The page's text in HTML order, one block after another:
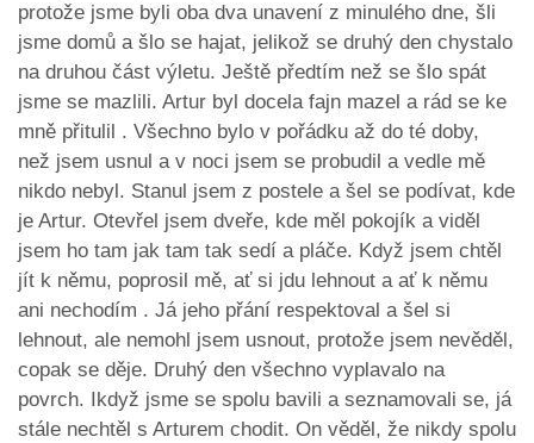
protože jsme byli oba dva unavení z minulého dne, šli
jsme domů a šlo se hajat, jelikož se druhý den chystalo
na druhou část výletu. Ještě předtím než se šlo spát
jsme se mazlili. Artur byl docela fajn mazel a rád se ke
mně přitulil . Všechno bylo v pořádku až do té doby,
než jsem usnul a v noci jsem se probudil a vedle mě
nikdo nebyl. Stanul jsem z postele a šel se podívat, kde
je Artur. Otevřel jsem dveře, kde měl pokojík a viděl
jsem ho tam jak tam tak sedí a pláče. Když jsem chtěl
jít k němu, poprosil mě, ať si jdu lehnout a ať k němu
ani nechodím . Já jeho přání respektoval a šel si
lehnout, ale nemohl jsem usnout, protože jsem nevěděl,
copak se děje. Druhý den všechno vyplavalo na
povrch. Ikdyž jsme se spolu bavili a seznamovali se, já
stále nechtěl s Arturem chodit. On věděl, že nikdy spolu